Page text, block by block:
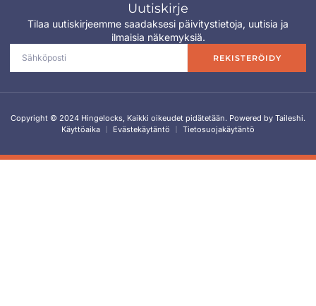
Uutiskirje
Tilaa uutiskirjeemme saadaksesi päivitystietoja, uutisia ja
ilmaisia näkemyksiä.
REKISTERÖIDY
Copyright © 2024 Hingelocks, Kaikki oikeudet pidätetään. Powered by Taileshi.
Käyttöaika
Evästekäytäntö Tietosuojakäytäntö